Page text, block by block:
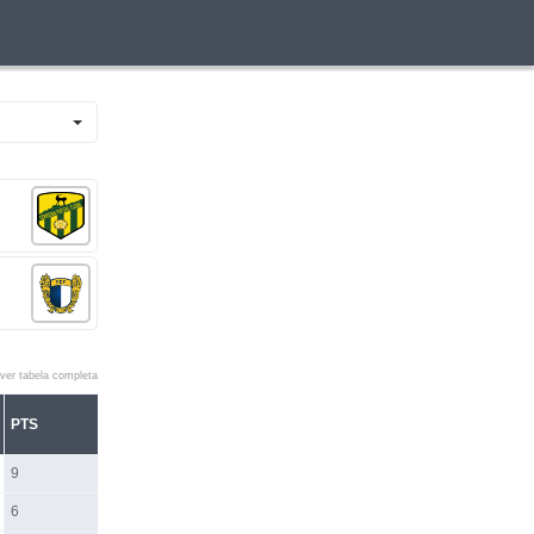
ver tabela completa
PTS
9
6